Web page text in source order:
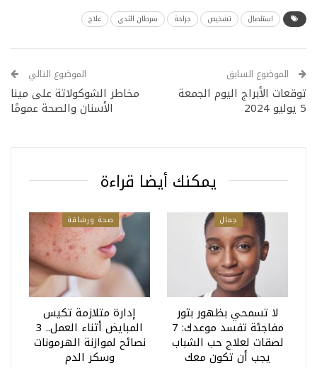
استئصال تشخيص جراحة سرطان الثدي علاج
الموضوع السابق
توقعات الأبراج اليوم الجمعة
5 يوليو 2024
الموضوع التالي
مخاطر الشوكولاتة على مينا
الأسنان والصحة عمومًا
يمكنك أيضا قراءة
جمال
لا تسمحي بظهور بثور
مفاجئة تفسد موعدك: 7
لصقات لعلاج حب الشباب
يجب أن تكون معك
صحة ورشاقة
إدارة متلازمة تكيس
المبايض أثناء العمل.. 3
نصائح لموازنة الهرمونات
وسكر الدم